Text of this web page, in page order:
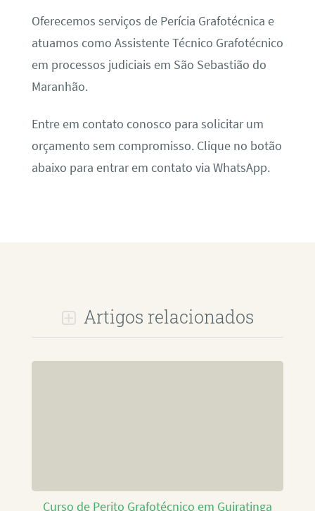
Oferecemos serviços de Perícia Grafotécnica e
atuamos como Assistente Técnico Grafotécnico
em processos judiciais em São Sebastião do
Maranhão.
Entre em contato conosco para solicitar um
orçamento sem compromisso. Clique no botão
abaixo para entrar em contato via WhatsApp.
Artigos relacionados
Curso de Perito Grafotécnico em Guiratinga